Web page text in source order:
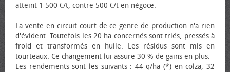
atteint 1 500 €/t, contre 500 €/t en négoce.
La vente en circuit court de ce genre de production n'a rien
d'évident. Toutefois les 20 ha concernés sont triés, pressés à
froid et transformés en huile. Les résidus sont mis en
tourteaux. Ce changement lui assure 30 % de gains en plus.
Les rendements sont les suivants : 44 q/ha (*) en colza, 32